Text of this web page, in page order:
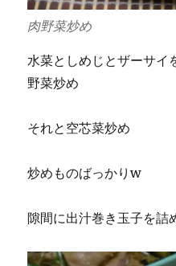
肉野菜炒め
水菜としめじとザーサイ
野菜炒め
それと空芯菜炒め
炒めものばっかりw
隙間に出汁巻き玉子を詰